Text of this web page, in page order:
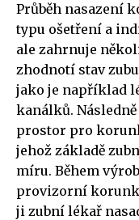
Průběh nasazení
typu ošetření a
ale zahrnuje
zhodnotí stav
jako je například
kanálků.
prostor pro
jehož základě
míru. Během
provizorní
ji zubní lékař